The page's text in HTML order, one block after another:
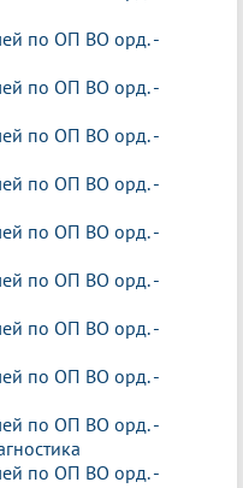
по ОП ВО орд. -
по ОП ВО орд. -
по ОП ВО орд. -
по ОП ВО орд. -
по ОП ВО орд. -
по ОП ВО орд. -
по ОП ВО орд. -
по ОП ВО орд. -
по ОП ВО орд. -
по ОП ВО орд. -